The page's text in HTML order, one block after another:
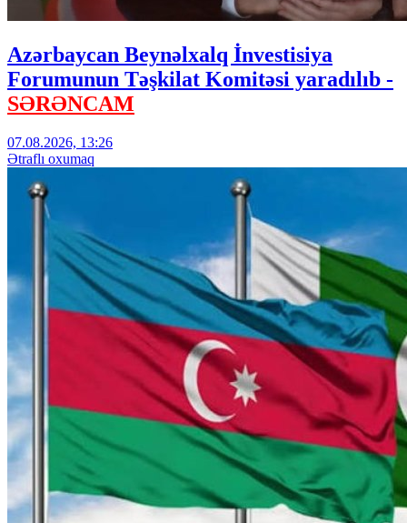
Azərbaycan Beynəlxalq İnvestisiya
Forumunun Təşkilat Komitəsi yaradılıb -
SƏRƏNCAM
07.08.2026, 13:26
Ətraflı oxumaq